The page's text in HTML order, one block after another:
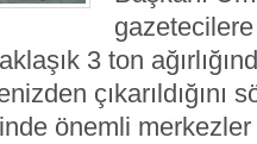
gazetecilere
3 ton
çıkarıldığını
önemli merkezler